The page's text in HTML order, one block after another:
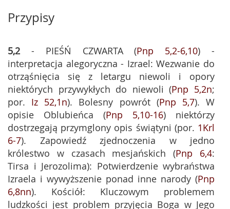
Przypisy
5,2 - PIEŚŃ CZWARTA (Pnp 5,2-6,10) -
interpretacja alegoryczna - Izrael: Wezwanie do
otrząśnięcia się z letargu niewoli i opory
niektórych przywykłych do niewoli (Pnp 5,2n;
por. Iz 52,1n). Bolesny powrót (Pnp 5,7). W
opisie Oblubieńca (Pnp 5,10-16) niektórzy
dostrzegają przymglony opis świątyni (por. 1Krl
6-7). Zapowiedź zjednoczenia w jedno
królestwo w czasach mesjańskich (Pnp 6,4:
Tirsa i Jerozolima): Potwierdzenie wybraństwa
Izraela i wywyższenie ponad inne narody (Pnp
6,8nn). Kościół: Kluczowym problemem
ludzkości jest problem przyjęcia Boga w Jego